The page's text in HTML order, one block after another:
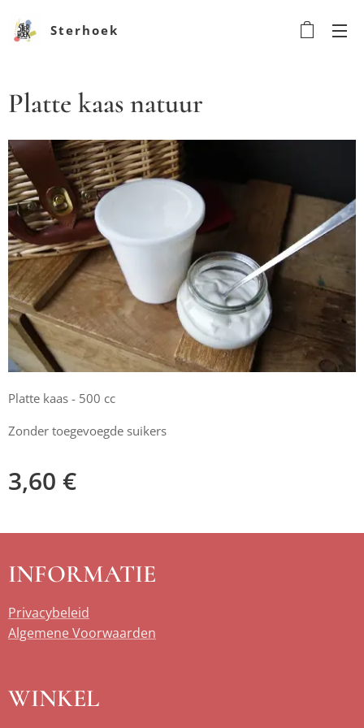
Sterhoek
Platte kaas natuur
Platte kaas - 500 cc
Zonder toegevoegde suikers
3,60 €
INFORMATIE
Privacybeleid
Algemene Voorwaarden
WINKEL